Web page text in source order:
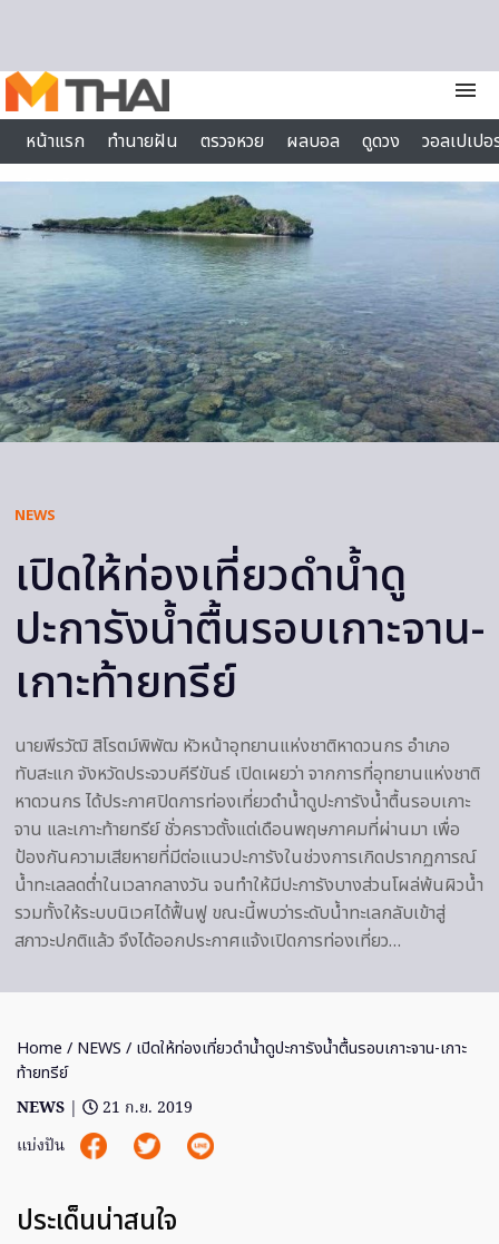
menu
หน้าแรก
ทำนายฝัน ตรวจหวย ผลบอล ดูดวง
วอลเปเป
ไลฟ์สไตล์
NEWS
เปิดให้ท่องเที่ยวดำน้ำดู
ปะการังน้ำตื้นรอบเกาะจาน-
เกาะท้ายทรีย์
นายพีรวัฒิ สิโรตม์พิพัฒ หัวหน้าอุทยานแห่งชาติหาดวนกร อำเภอ
ทับสะแก จังหวัดประจวบคีรีขันธ์ เปิดเผยว่า จากการที่อุทยานแห่งชาติ
หาดวนกร ได้ประกาศปิดการท่องเที่ยวดำน้ำดูปะการังน้ำตื้นรอบเกาะ
จาน และเกาะท้ายทรีย์ ชั่วคราวตั้งแต่เดือนพฤษภาคมที่ผ่านมา เพื่อ
ป้องกันความเสียหายที่มีต่อแนวปะการังในช่วงการเกิดปรากฏการณ์
น้ำทะเลลดต่ำในเวลากลางวัน จนทำให้มีปะการังบางส่วนโผล่พ้นผิวน้ำ
รวมทั้งให้ระบบนิเวศได้ฟื้นฟู ขณะนี้พบว่าระดับน้ำทะเลกลับเข้าสู่
สภาวะปกติแล้ว จึงได้ออกประกาศแจ้งเปิดการท่องเที่ยว…
Home / NEWS / เปิดให้ท่องเที่ยวดำน้ำดูปะการังน้ำตื้นรอบเกาะจาน-เกาะ
ท้ายทรีย์
NEWS |
21 ก.ย. 2019
แบ่งปัน
ประเด็นน่าสนใจ